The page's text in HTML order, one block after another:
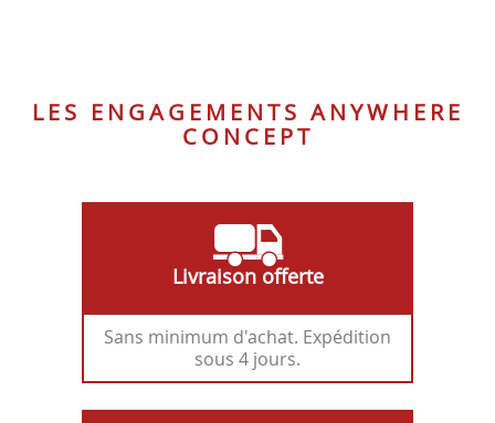
LES ENGAGEMENTS ANYWHERE
CONCEPT
Livraison offerte
Sans minimum d'achat. Expédition
sous 4 jours.